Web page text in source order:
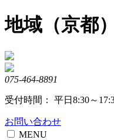
Skip
to
地域（京都
075-464-8891
受付時間： 平日8:30～
お問い合わせ
MENU